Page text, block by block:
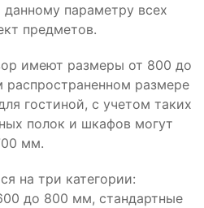
параметру всех
предметов.
имеют размеры от 800 до
размере
гостиной, с учетом таких
полок и шкафов могут
мм.
на три категории:
до 800 мм, стандартные